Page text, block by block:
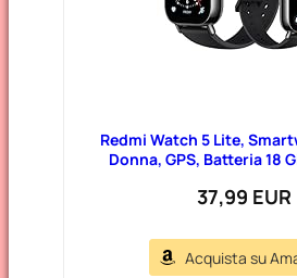
Redmi Watch 5 Lite,
Donna, GPS, Batteria 18
37,99 EUR
Acquista su